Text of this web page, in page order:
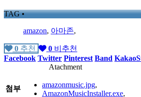
TAG •
amazon, 아마존,
0 추천 0 비추천
Facebook Twitter Pinterest Band
Atachment
첨부 amazonmusic.jpg,
AmazonMusicInstaller.exe,